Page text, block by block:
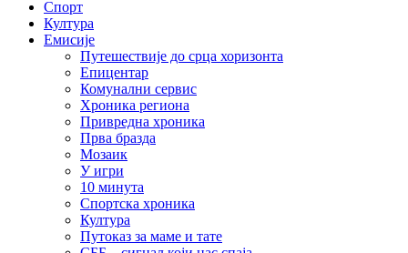
Спорт
Култура
Емисије
Путешествије до срца хоризонта
Епицентар
Комунални сервис
Хроника региона
Привредна хроника
Прва бразда
Мозаик
У игри
10 минута
Спортска хроника
Култура
Путоказ за маме и тате